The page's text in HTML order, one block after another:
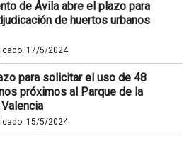
de Ávila abre el plazo para
de huertos urbanos
17/5/2024
para solicitar el uso de 48
próximos al Parque de la
15/5/2024